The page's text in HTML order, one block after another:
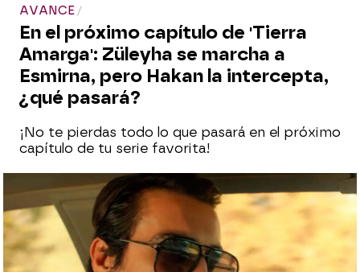
AVANCE
En el próximo capítulo de 'Tierra
Amarga': Züleyha se marcha a
Esmirna, pero Hakan la intercepta,
¿qué pasará?
¡No te pierdas todo lo que pasará en el próximo
capítulo de tu serie favorita!